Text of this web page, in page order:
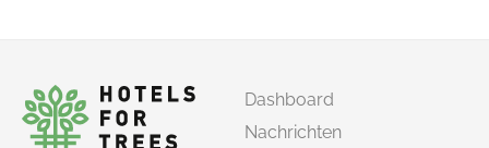
Dashboard
Nachrichten